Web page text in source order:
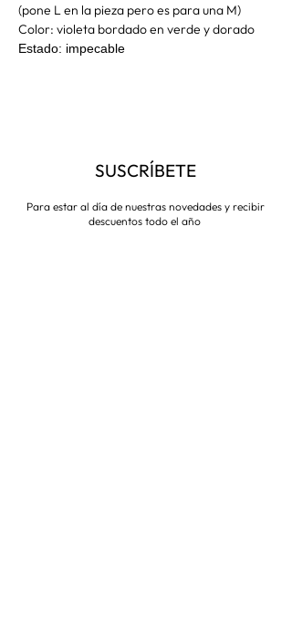
(pone L en la pieza pero es para una M)
Color: violeta bordado en verde y dorado
Estado: impecable
SUSCRÍBETE
Para estar al día de nuestras novedades y recibir
descuentos todo el año